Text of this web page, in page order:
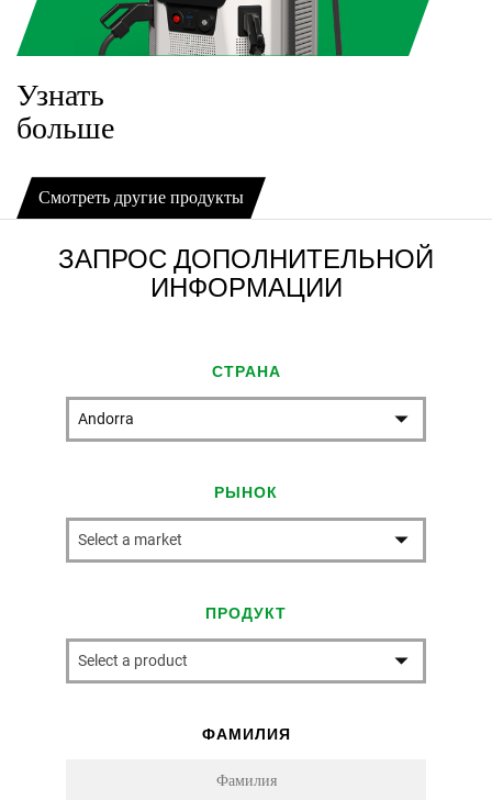
Узнать
больше
Смотреть другие продукты
ЗАПРОС ДОПОЛНИТЕЛЬНОЙ
ИНФОРМАЦИИ
СТРАНА
РЫНОК
ПРОДУКТ
ФАМИЛИЯ